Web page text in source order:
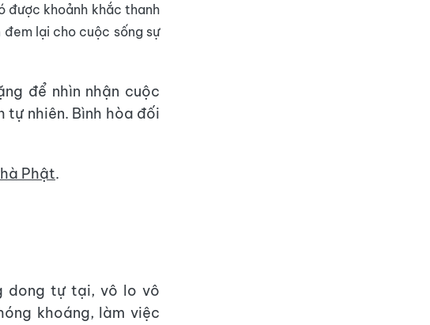
được khoảnh khắc thanh
lại cho cuộc sống sự
để nhìn nhận cuộc
nhiên. Bình hòa đối
Phật.
dong tự tại, vô lo vô
khoáng, làm việc